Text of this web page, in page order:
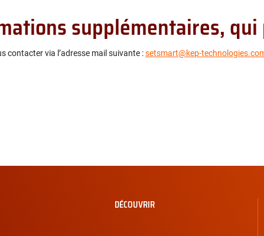
supplémentaires,
contacter via l’adresse mail suivante :setsmart@kep-
DÉCOUVRIR